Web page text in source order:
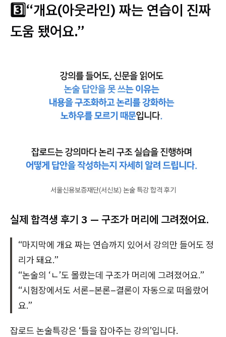
3️⃣“개요(아웃라인) 짜는 연습이 진짜
도움 됐어요.”
서울신용보증재단(서신보) 논술 특강 합격 후기
실제 합격생 후기 3 — 구조가 머리에 그려졌어요.
“마지막에 개요 짜는 연습까지 있어서 강의만 들어도 정
리가 돼요.”
“논술의 ‘ㄴ’도 몰랐는데 구조가 머리에 그려졌어요.”
“시험장에서도 서론–본론–결론이 자동으로 떠올랐어
요.”
잡로드 논술특강은 ‘틀을 잡아주는 강의’입니다.